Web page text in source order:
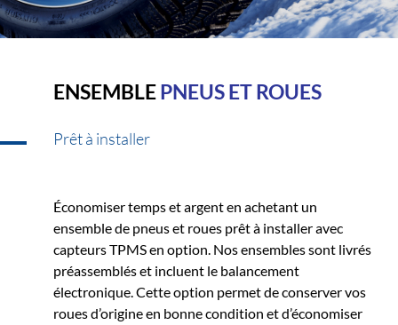
ENSEMBLEPNEUS ET ROUES
Prêt à installer
Économiser temps et argent en achetant un
ensemble de pneus et roues prêt à installer avec
capteurs TPMS en option. Nos ensembles sont livrés
préassemblés et incluent le balancement
électronique. Cette option permet de conserver vos
roues d’origine en bonne condition et d’économiser